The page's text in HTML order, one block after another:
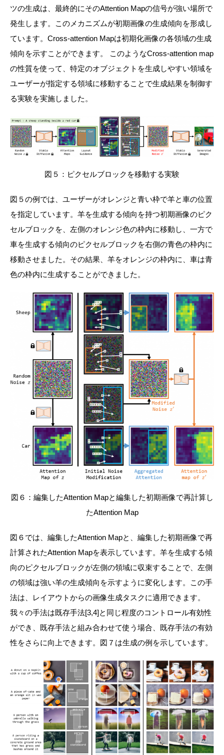
ツの生成は、最終的にそのAttention Mapの信号が強い場所で
発生します。このメカニズムが初期画像の生成傾向を形成し
ています。Cross-attention Mapは初期化画像の各領域の生成
傾向を示すことができます。 このようなCross-attention map
の性質を使って、特定のオブジェクトを生成しやすい領域を
ユーザーが指定する領域に移動することで生成結果を制御す
る実験を実施しました。
図５：ピクセルブロックを移動する実験
図５の例では、ユーザーがオレンジと青い枠で羊と車の位置
を指定しています。羊を生成する傾向を持つ初期画像のピク
セルブロックを、左側のオレンジ色の枠内に移動し、一方で
車を生成する傾向のピクセルブロックを右側の青色の枠内に
移動させました。その結果、羊をオレンジの枠内に、車は青
色の枠内に生成することができました。
図６：編集したAttention Mapと編集した初期画像で再計算し
たAttention Map
図６では、編集したAttention Mapと、編集した初期画像で再
計算されたAttention Mapを表示しています。羊を生成する傾
向のピクセルブロックが左側の領域に収束することで、左側
の領域は強い羊の生成傾向を示すように変化します。この手
法は、レイアウトからの画像生成タスクに適用できます。
我々の手法は既存手法[3,4]と同じ程度のコントロール有効性
ができ、既存手法と組み合わせて使う場合、既存手法の有効
性をさらに向上できます。図７は生成の例を示しています。